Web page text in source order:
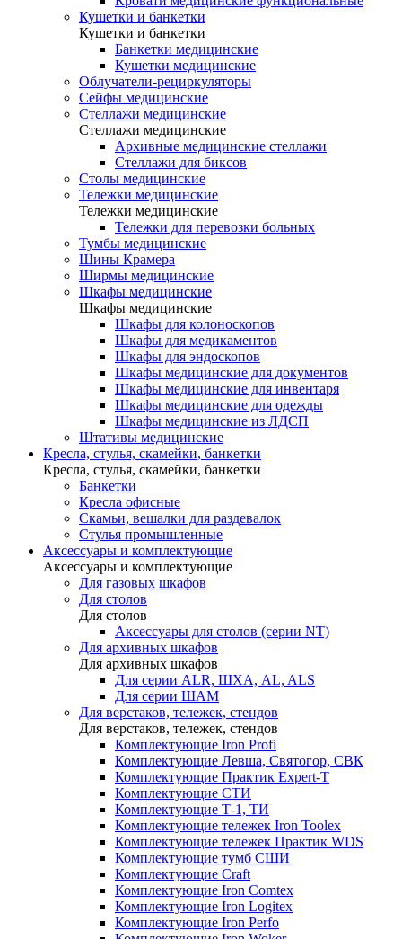
Кушетки и банкетки
Кушетки и банкетки
Банкетки медицинские
Кушетки медицинские
Облучатели-рециркуляторы
Сейфы медицинские
Стеллажи медицинские
Стеллажи медицинские
Архивные медицинские стеллажи
Стеллажи для биксов
Столы медицинские
Тележки медицинские
Тележки медицинские
Тележки для перевозки больных
Тумбы медицинские
Шины Крамера
Ширмы медицинские
Шкафы медицинские
Шкафы медицинские
Шкафы для колоноскопов
Шкафы для медикаментов
Шкафы для эндоскопов
Шкафы медицинские для документов
Шкафы медицинские для инвентаря
Шкафы медицинские для одежды
Шкафы медицинские из ЛДСП
Штативы медицинские
Кресла, стулья, скамейки, банкетки
Кресла, стулья, скамейки, банкетки
Банкетки
Кресла офисные
Скамьи, вешалки для раздевалок
Стулья промышленные
Аксессуары и комплектующие
Аксессуары и комплектующие
Для газовых шкафов
Для столов
Для столов
Аксессуары для столов (серии NT)
Для архивных шкафов
Для архивных шкафов
Для серии ALR, ШХА, AL, ALS
Для серии ШАМ
Для верстаков, тележек, стендов
Для верстаков, тележек, стендов
Комплектующие Iron Profi
Комплектующие Левша, Святогор, СВК
Комплектующие Практик Expert-T
Комплектующие СТИ
Комплектующие Т-1, ТИ
Комплектующие тележек Iron Toolex
Комплектующие тележек Практик WDS
Комплектующие тумб СШИ
Комплектующие Craft
Комплектующие Iron Comtex
Комплектующие Iron Logitex
Комплектующие Iron Perfo